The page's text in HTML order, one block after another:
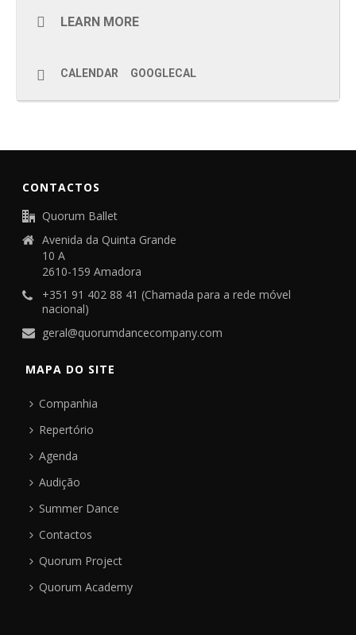
LEARN MORE
CALENDAR GOOGLECAL
CONTACTOS
Quorum Ballet
Avenida da Quinta Grande
10 A
2610-159 Amadora
+351 91 402 88 41 (Chamada para a rede móvel
nacional)
geral@quorumdancecompany.com
MAPA DO SITE
Companhia
Repertório
Agenda
Audição
Summer Dance
Contactos
Quorum Project
Quorum Academy